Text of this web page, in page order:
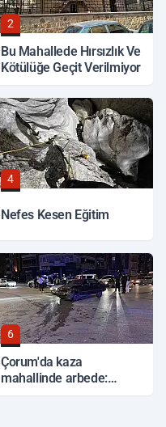
2
Bu Mahallede Hırsızlık Ve
Kötülüğe Geçit Verilmiyor
4
Nefes Kesen Eğitim
6
Çorum'da kaza
mahallinde arbede: